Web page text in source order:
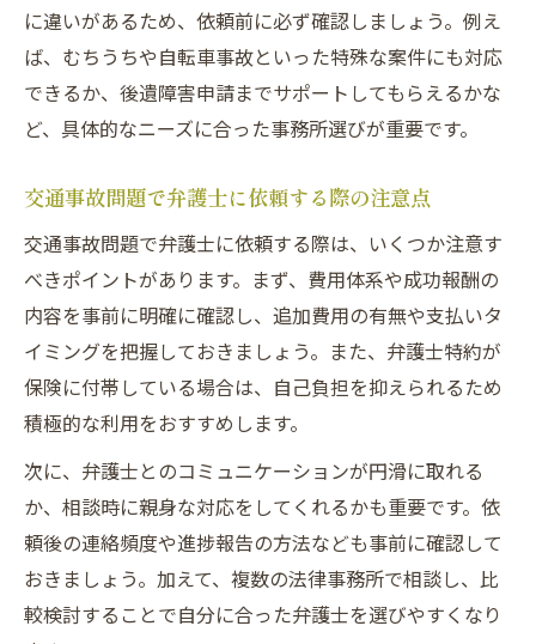
に違いがあるため、依頼前に必ず確認しましょう。例え
ば、むちうちや自転車事故といった特殊な案件にも対応
できるか、後遺障害申請までサポートしてもらえるかな
ど、具体的なニーズに合った事務所選びが重要です。
交通事故問題で弁護士に依頼する際の注意点
交通事故問題で弁護士に依頼する際は、いくつか注意す
べきポイントがあります。まず、費用体系や成功報酬の
内容を事前に明確に確認し、追加費用の有無や支払いタ
イミングを把握しておきましょう。また、弁護士特約が
保険に付帯している場合は、自己負担を抑えられるため
積極的な利用をおすすめします。
次に、弁護士とのコミュニケーションが円滑に取れる
か、相談時に親身な対応をしてくれるかも重要です。依
頼後の連絡頻度や進捗報告の方法なども事前に確認して
おきましょう。加えて、複数の法律事務所で相談し、比
較検討することで自分に合った弁護士を選びやすくなり